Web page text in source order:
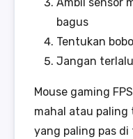
bagus
Tentukan
Jangan
Mouse gaming
mahal atau paling
yang paling pas